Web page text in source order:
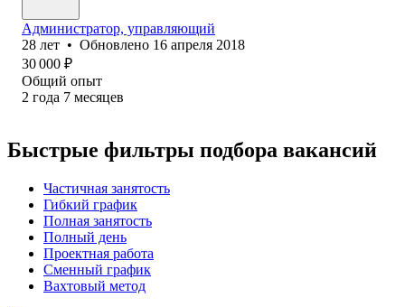
Администратор, управляющий
28 лет • Обновлено 16 апреля 2018
30 000 ₽
Общий опыт
2 года 7 месяцев
Быстрые фильтры подбора вакансий
Частичная занятость
Гибкий график
Полная занятость
Полный день
Проектная работа
Сменный график
Вахтовый метод